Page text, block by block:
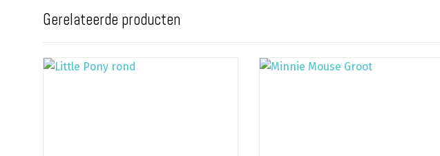
Gerelateerde producten